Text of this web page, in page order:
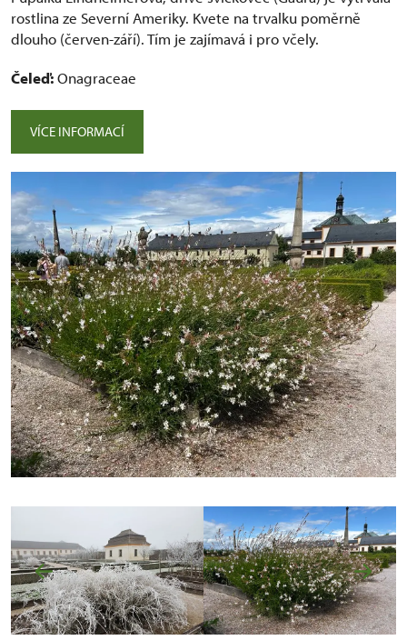
rostlina ze Severní Ameriky. Kvete na trvalku poměrně
dlouho (červen-září). Tím je zajímavá i pro včely.
Čeleď:Onagraceae
VÍCE INFORMACÍ